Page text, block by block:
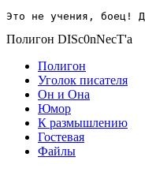
Это не учения, боец!
Полигон DISc0nNecT'a
Полигон
Уголок писателя
Он и Она
Юмор
К размышлению
Гостевая
Файлы